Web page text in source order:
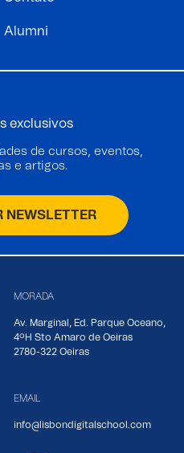
Alumni
exclusivos
de cursos, eventos,
e artigos.
NEWSLETTER
MORADA
Av. Marginal, Ed. Parque Oceano,
4ºH Sto Amaro de Oeiras
2780-322 Oeiras
EMAIL
info@lisbondigitalschool.com